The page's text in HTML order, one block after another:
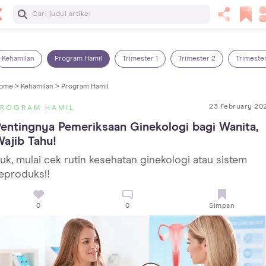
Baca Selanjutnya
Kehamilan Program Hamil Trimester 1 Trimester 2
> Kehamilan > Program Hamil
HAMIL 23 February
Pemeriksaan Ginekologi bagi Wanita,
Tahu!
mulai cek rutin kesehatan ginekologi atau sistem
0 0 Simpan